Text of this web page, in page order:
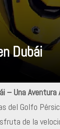
Dubái
– Una Aventura
del Golfo
de la